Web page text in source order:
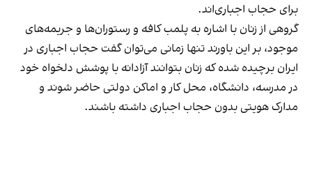
برای حجاب اجباری‌اند.
گروهی از زنان با اشاره به پلمب کافه و رستوران‌ها و جریمه‌های
موجود، بر این باورند تنها زمانی می‌توان گفت حجاب اجباری در
ایران برچیده شده که زنان بتوانند آزادانه با پوشش دلخواه خود
در مدرسه، دانشگاه، محل کار و اماکن دولتی حاضر شوند و
مدارک هویتی بدون حجاب اجباری داشته باشند.